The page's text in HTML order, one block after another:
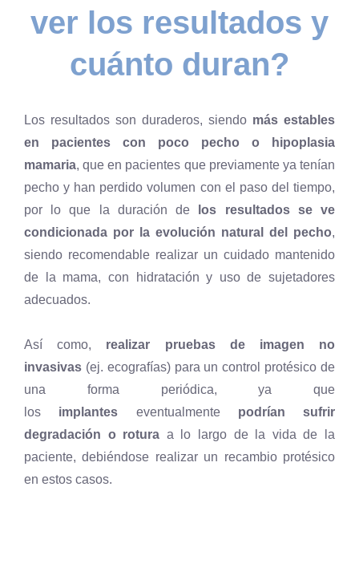
ver los resultados y
cuánto duran?
Los resultados son duraderos, siendo más estables
en pacientes con poco pecho o hipoplasia
mamaria, que en pacientes que previamente ya tenían
pecho y han perdido volumen con el paso del tiempo,
por lo que la duración de
los resultados se ve
condicionada por la evolución natural del pecho,
siendo recomendable realizar un cuidado mantenido
de la mama, con hidratación y uso de sujetadores
adecuados.
Así como, realizar pruebas de imagen no
invasivas (ej. ecografías) para un control protésico de
una forma periódica, ya que
los implantes eventualmente podrían sufrir
degradación o rotura a lo largo de la vida de la
paciente, debiéndose realizar un recambio protésico
en estos casos.